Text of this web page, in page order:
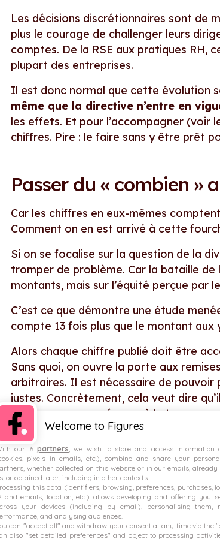
Les décisions discrétionnaires sont de
plus le courage de challenger leurs
comptes. De la RSE aux pratiques RH,
plupart des entreprises.
Il est donc normal que cette évolution
même que la directive n’entre en
les effets. Et pour l’accompagner (voir
chiffres. Pire : le faire sans y être prêt
Passer du « combien »
Car les chiffres en eux-mêmes
Comment on en est arrivé à cette
Si on se focalise sur la question de la
tromper de problème. Car la bataille
montants, mais sur l’équité perçue par
C’est ce que démontre une étude
compte 13 fois plus que le montant aux
Alors chaque chiffre publié doit être
Sans quoi, on ouvre la porte aux
arbitraires. Il est nécessaire de
justes. Concrètement, cela veut dire
salaires pour se préparer à la
Mais cela veut aussi dire que payer au-
assurer la loyauté de vos
escompté si elles sont incomprises.
donc clair sur la philosophie de
L’étude de Josh Bersin, j’ai pu la vérifier
médiane du marché, mais nous
Welcome to Figures
our 6 partners, we wish to store and access information
pixels in emails, etc.), combine and share your
whether collected on this website or in our emails,
or obtained later, including in other contexts.
this data (identifiers, browsing, preferences, purchases,
and emails, location, etc.) allows developing and offering you
your devices (including by email), personalising them,
and analysing audiences.
can "accept all" and withdraw your consent at any time via the
also "set detailed preferences" and object to processing